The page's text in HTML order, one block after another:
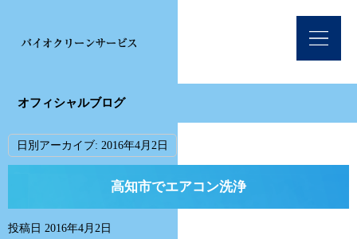
オフィシャルブログ
日別アーカイブ: 2016年4月2日
高知市でエアコン洗浄
投稿日 2016年4月2日